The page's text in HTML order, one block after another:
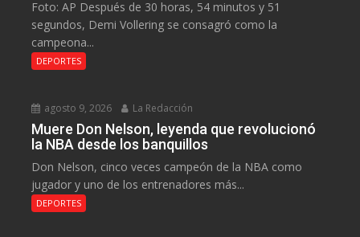
Foto: AP Después de 30 horas, 54 minutos y 51
segundos, Demi Vollering se consagró como la
campeona...
DEPORTES
agosto 9, 2026 La Redacción
Muere Don Nelson, leyenda que revolucionó
la NBA desde los banquillos
Don Nelson, cinco veces campeón de la NBA como
jugador y uno de los entrenadores más...
DEPORTES